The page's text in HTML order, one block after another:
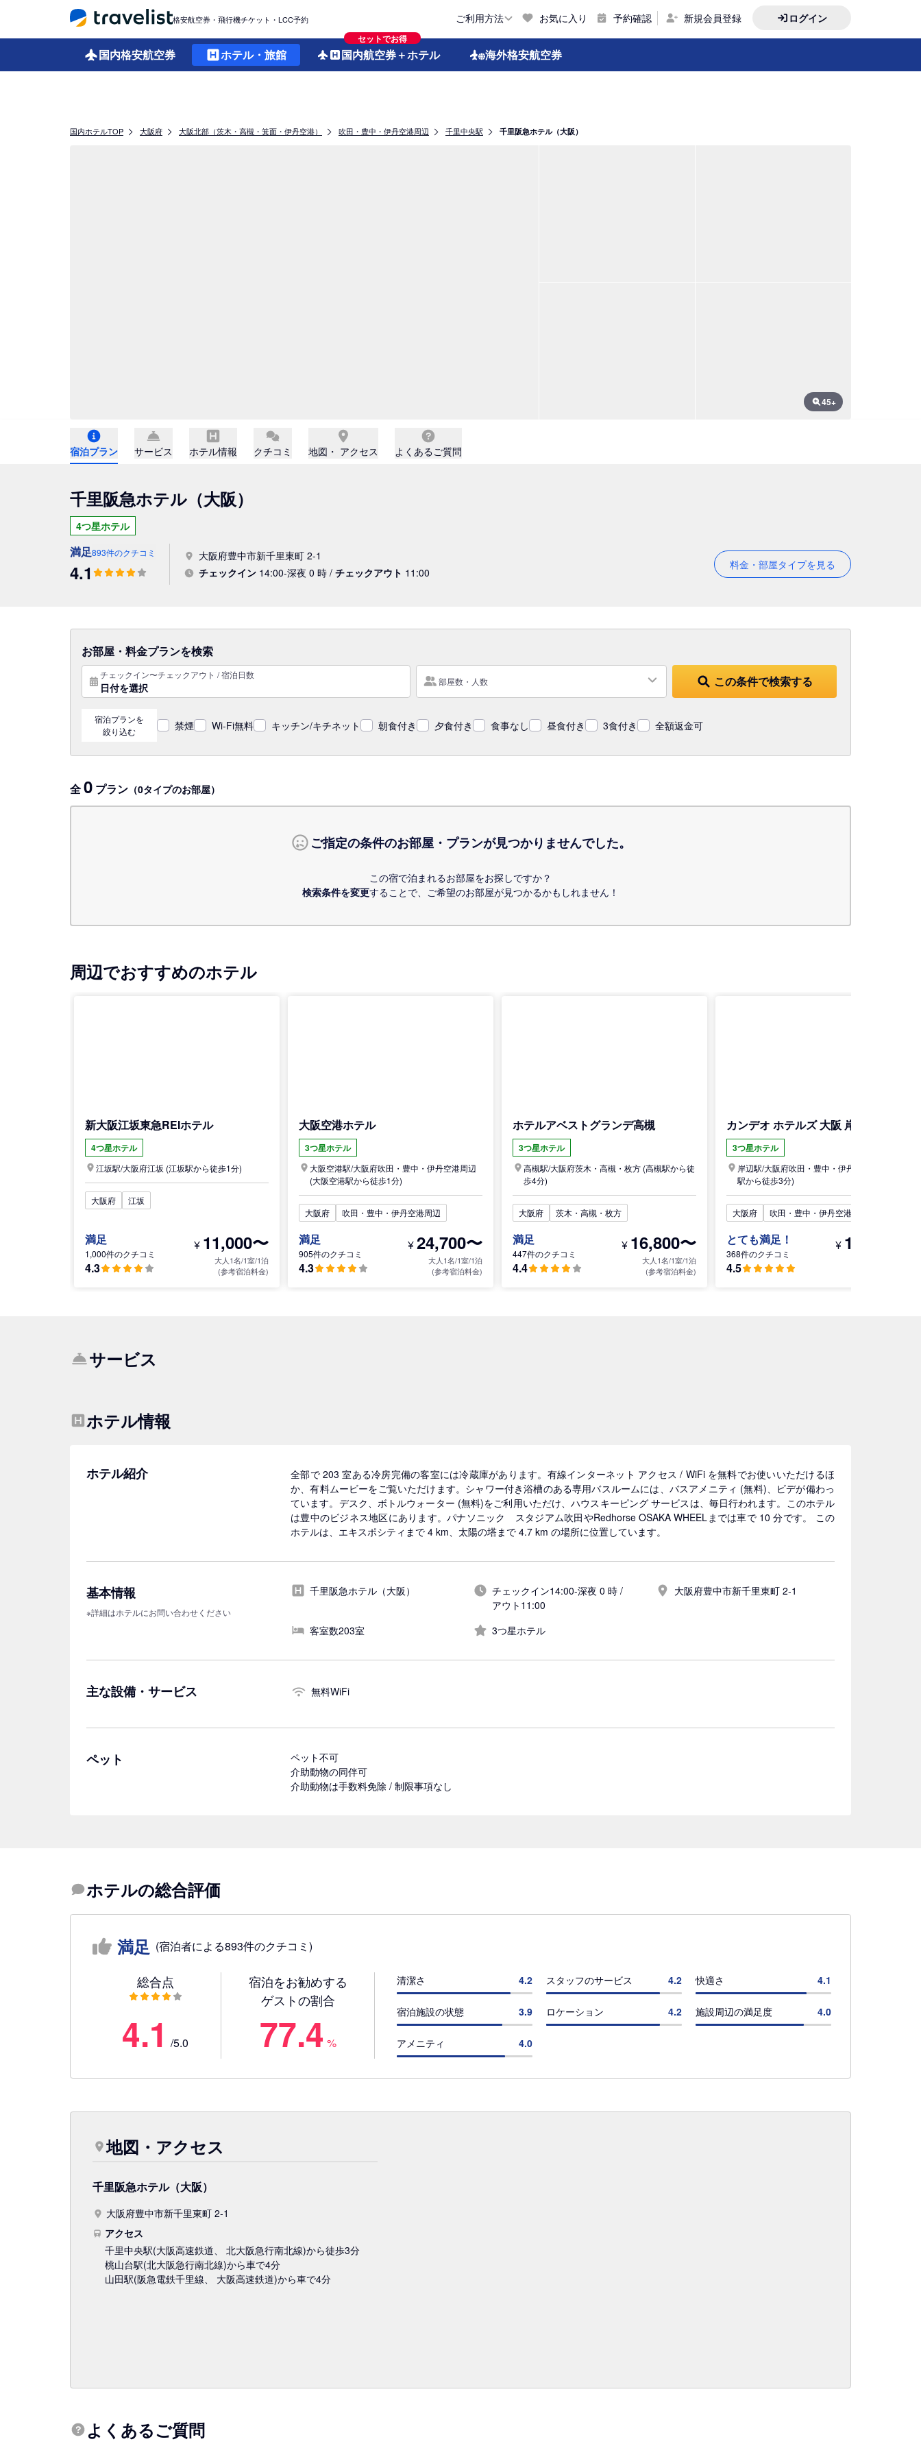
格安航空券・飛行機チケット・LCC予約 ご利用方法 お気に入り 予約確認 新規会員登録 ログイン
国内格安航空券 ホテル・旅館
セットでお得
国内航空券＋ホテル 海外格安航空券
国内ホテルTOP 大阪府 大阪北部（茨木・高槻・箕面・伊丹空港） 吹田・豊中・伊丹空港周辺 千里中央駅 千里阪急ホテル（大阪）
45+
宿泊プラン サービス ホテル情報 クチコミ 地図・ アクセス よくあるご質問
千里阪急ホテル（大阪）
4つ星ホテル
料金・部屋タイプを見る
大阪府豊中市新千里東町 2-1
チェックイン 14:00-深夜 0 時 / チェックアウト 11:00
満足893件のクチコミ
4.1
お部屋・料金プランを検索
チェックイン〜チェックアウト / 宿泊日数
日付を選択 部屋数・人数 この条件で検索する
宿泊プランを
絞り込む
禁煙 Wi-Fi無料 キッチン/キチネット 朝食付き 夕食付き 食事なし 昼食付き 3食付き 全額返金可
全0 プラン （0タイプのお部屋）
ご指定の条件のお部屋・プランが見つかりませんでした。
この宿で泊まれるお部屋をお探しですか？
検索条件を変更することで、 ご希望のお部屋が見つかるかもしれません！
周辺でおすすめのホテル
新大阪江坂東急REIホテル
4つ星ホテル
江坂駅/大阪府江坂 (江坂駅から徒歩1分)
大阪府 江坂
満足
1,000件のクチコミ
4.3
¥ 11,000〜
大人1名/1室/1泊
(参考宿泊料金)
大阪空港ホテル
3つ星ホテル
大阪空港駅/大阪府吹田・豊中・伊丹空港周辺
(大阪空港駅から徒歩1分)
大阪府 吹田・豊中・伊丹空港周辺
満足
905件のクチコミ
4.3
¥24,700〜
大人1名/1室/1泊
(参考宿泊料金)
ホテルアベストグランデ高槻
3つ星ホテル
高槻駅/大阪府茨木・高槻・枚方 (高槻駅から徒
歩4分)
大阪府 茨木・高槻・枚方
満足
447件のクチコミ
4.4
¥ 16,800〜
大人1名/1室/1泊
(参考宿泊料金)
カンデオ ホテルズ 大阪 岸辺
3つ星ホテル
岸辺駅/大阪府吹田・豊中・伊丹空港周辺
駅から徒歩3分)
大阪府 吹田・豊中・伊丹空港周辺
とても満足！
368件のクチコミ
4.5
¥ 16,200〜
サービス
ホテル情報
ホテル紹介
全部で 203 室ある冷房完備の客室には冷蔵庫があります。有線インターネット アクセス / WiFi を無料でお使いいただけるほ
か、有料ムービーをご覧いただけます。シャワー付き浴槽のある専用バスルームには、バスアメニティ (無料)、ビデが備わっ
ています。デスク、ボトルウォーター (無料)をご利用いただけ、ハウスキーピング サービスは、毎日行われます。このホテル
は豊中のビジネス地区にあります。パナソニック スタジアム吹田やRedhorse OSAKA WHEELまでは車で 10 分です。 この
ホテルは、エキスポシティまで 4 km、太陽の塔まで 4.7 km の場所に位置しています。
基本情報
※詳細はホテルにお問い合わせください
千里阪急ホテル（大阪）
チェックイン14:00-深夜 0 時 /
アウト11:00
大阪府豊中市新千里東町 2-1
客室数203室 3つ星ホテル
主な設備・サービス 無料WiFi
ペット
ペット不可
介助動物の同伴可
介助動物は手数料免除 / 制限事項なし
ホテルの総合評価
満足 (宿泊者による893件のクチコミ)
総合点
4.1 /5.0
宿泊をお勧めする
ゲストの割合
77.4 %
清潔さ 4.2 スタッフのサービス 4.2 快適さ 4.1
宿泊施設の状態 3.9 ロケーション 4.2 施設周辺の満足度 4.0
アメニティ 4.0
地図・アクセス
千里阪急ホテル（大阪）
大阪府豊中市新千里東町 2-1
アクセス
千里中央駅(大阪高速鉄道、 北大阪急行南北線)から徒歩3分
桃山台駅(北大阪急行南北線)から車で4分
山田駅(阪急電鉄千里線、 大阪高速鉄道)から車で4分
よくあるご質問